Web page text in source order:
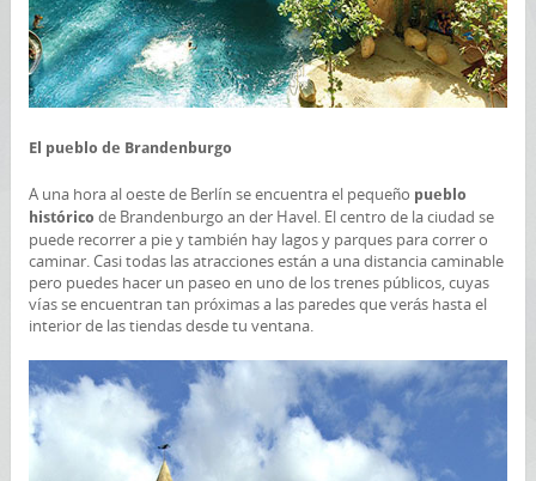
El pueblo de Brandenburgo
A una hora al oeste de Berlín se encuentra el pequeño pueblo
histórico de Brandenburgo an der Havel. El centro de la ciudad se
puede recorrer a pie y también hay lagos y parques para correr o
caminar. Casi todas las atracciones están a una distancia caminable
pero puedes hacer un paseo en uno de los trenes públicos, cuyas
vías se encuentran tan próximas a las paredes que verás hasta el
interior de las tiendas desde tu ventana.